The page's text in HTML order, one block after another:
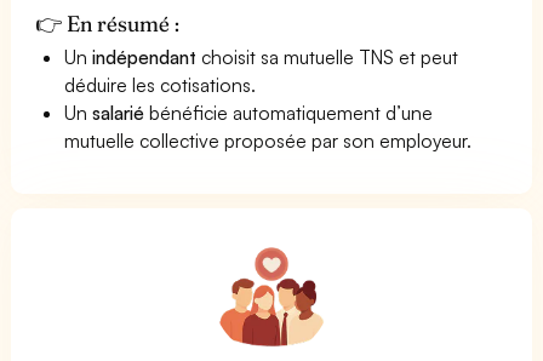
👉 En résumé :
Unindépendant choisit sa mutuelle TNS et peut
déduire les cotisations.
Unsalarié bénéficie automatiquement d’une
mutuelle collective proposée par son employeur.